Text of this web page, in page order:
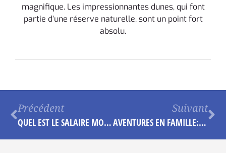
magnifique. Les impressionnantes dunes, qui font
partie d’une réserve naturelle, sont un point fort
absolu.
Précédent
QUEL EST LE SALAIRE MOYEN EN CROATIE ET QUELS SECTEURS SONT LES PLUS LUCRATIFS ?
Suivant
AVENTURES EN FAMILLE: VISITER LE NORD-PAS-DE-CALAIS #1: LES CÔTES ET SES TRÉSORS POUR PETITS EXPLORATEURS